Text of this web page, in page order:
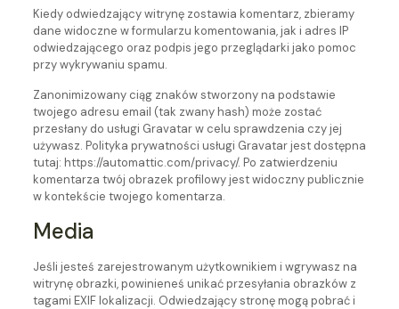
Kiedy odwiedzający witrynę zostawia komentarz, zbieramy
dane widoczne w formularzu komentowania, jak i adres IP
odwiedzającego oraz podpis jego przeglądarki jako pomoc
przy wykrywaniu spamu.
Zanonimizowany ciąg znaków stworzony na podstawie
twojego adresu email (tak zwany hash) może zostać
przesłany do usługi Gravatar w celu sprawdzenia czy jej
używasz. Polityka prywatności usługi Gravatar jest dostępna
tutaj: https://automattic.com/privacy/. Po zatwierdzeniu
komentarza twój obrazek profilowy jest widoczny publicznie
w kontekście twojego komentarza.
Media
Jeśli jesteś zarejestrowanym użytkownikiem i wgrywasz na
witrynę obrazki, powinieneś unikać przesyłania obrazków z
tagami EXIF lokalizacji. Odwiedzający stronę mogą pobrać i